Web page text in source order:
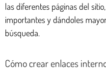
las diferentes páginas del
importantes y dándoles
búsqueda.
Cómo crear enlaces